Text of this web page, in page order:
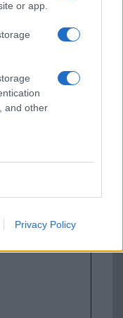
or app.
and other
Privacy Policy